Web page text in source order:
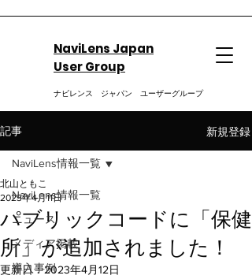
NaviLens Japan
User Group
ナビレンス ジャパン ユーザーグループ
記事 新規登録
NaviLens情報一覧
ニュース
メディア掲載
導入事例
NaviLens情報一覧
パブリックコードに「保健
所」が追加されました！
北山ともこ
2023年4月11日
更新日：2023年4月12日